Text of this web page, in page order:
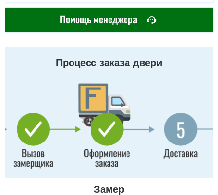
Помощь менеджера
Процесс заказа двери
Замер